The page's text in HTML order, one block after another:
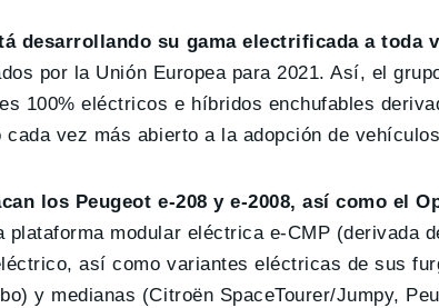
desarrollando su gama electrificada a toda
por la Unión Europea para 2021. Así, el
100% eléctricos e híbridos enchufables
cada vez más abierto a la adopción de
los Peugeot e-208 y e-2008, así como el
plataforma modular eléctrica e-CMP (derivada
así como variantes eléctricas de sus
y medianas (Citroën SpaceTourer/Jumpy,